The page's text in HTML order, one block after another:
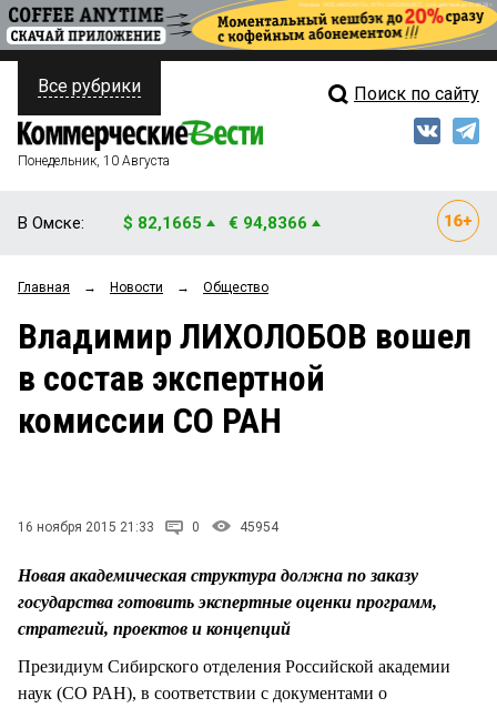
ПОЛИТИКА
ФИНАНСЫ
ОБЩЕСТВО
ЗАКОН
Свежий выпуск
Рейтинги
Блоги
Все рубрики Поиск по сайту
Понедельник, 10 Августа
В Омске: $ 82,1665 € 94,8366
Главная → Новости → Общество
Владимир ЛИХОЛОБОВ вошел
в состав экспертной
комиссии СО РАН
16 ноября 2015 21:33 0 45954
Новая академическая структура должна по заказу
государства готовить экспертные оценки программ,
стратегий, проектов и концепций
Президиум Сибирского отделения Российской академии
наук (СО РАН), в соответствии с документами о